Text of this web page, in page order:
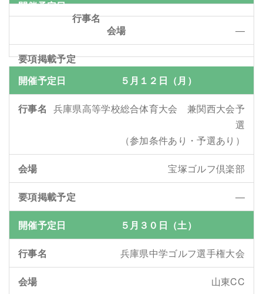
—
５月１２日（月）
兵庫県高等学校総合体育大会 兼関西大会予
選
（参加条件あり・予選あり）
宝塚ゴルフ倶楽部
—
５月３０日（土）
兵庫県中学ゴルフ選手権大会
山東CC